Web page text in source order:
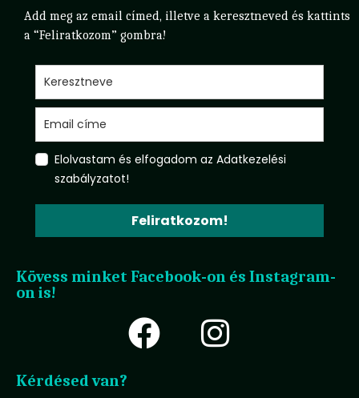
Add meg az email címed, illetve a keresztneved és kattints
a “Feliratkozom” gombra!
Elolvastam és elfogadom az Adatkezelési
szabályzatot!
Feliratkozom!
Kövess minket Facebook-on és Instagram-
on is!
Kérdésed van?